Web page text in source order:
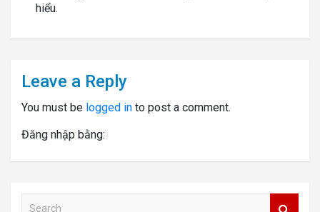
hiểu.
Leave a Reply
You must be logged in to post a comment.
Đăng nhập bằng: